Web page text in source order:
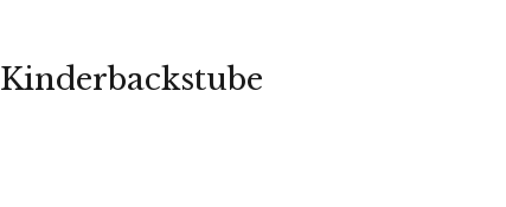
Kinderbackstube